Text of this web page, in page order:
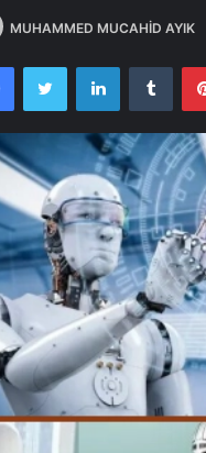
MUHAMMED MUCAHİD AYIK
FacebookTwitter LinkedIn